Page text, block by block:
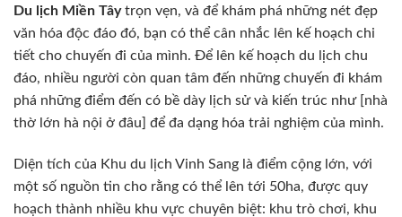
Du lịch Miền Tâytrọn vẹn, và để khám phá những nét đẹp
văn hóa độc đáo đó, bạn có thể cân nhắc lên kế hoạch chi
tiết cho chuyến đi của mình. Để lên kế hoạch du lịch chu
đáo, nhiều người còn quan tâm đến những chuyến đi khám
phá những điểm đến có bề dày lịch sử và kiến trúc như [nhà
thờ lớn hà nội ở đâu] để đa dạng hóa trải nghiệm của mình.
Diện tích của Khu du lịch Vinh Sang là điểm cộng lớn, với
một số nguồn tin cho rằng có thể lên tới 50ha, được quy
hoạch thành nhiều khu vực chuyên biệt: khu trò chơi, khu